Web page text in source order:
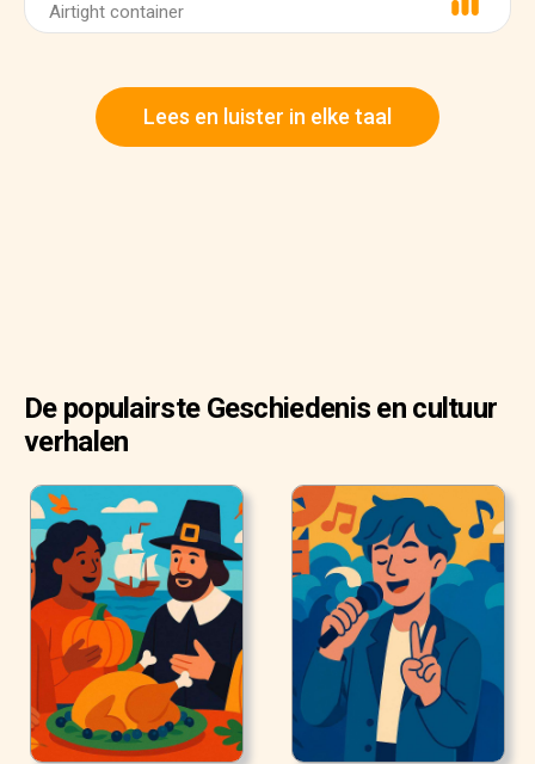
Airtight container
Lees en luister in elke taal
De populairste Geschiedenis en cultuur
verhalen